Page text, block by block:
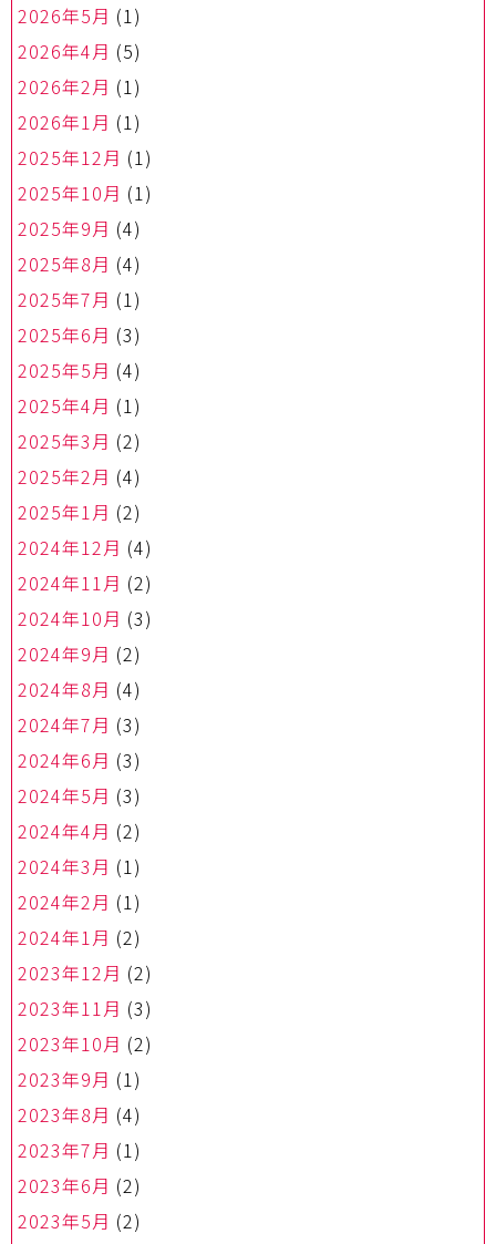
2026年5月 (1)
2026年4月 (5)
2026年2月 (1)
2026年1月 (1)
2025年12月 (1)
2025年10月 (1)
2025年9月 (4)
2025年8月 (4)
2025年7月 (1)
2025年6月 (3)
2025年5月 (4)
2025年4月 (1)
2025年3月 (2)
2025年2月 (4)
2025年1月 (2)
2024年12月 (4)
2024年11月 (2)
2024年10月 (3)
2024年9月 (2)
2024年8月 (4)
2024年7月 (3)
2024年6月 (3)
2024年5月 (3)
2024年4月 (2)
2024年3月 (1)
2024年2月 (1)
2024年1月 (2)
2023年12月 (2)
2023年11月 (3)
2023年10月 (2)
2023年9月 (1)
2023年8月 (4)
2023年7月 (1)
2023年6月 (2)
2023年5月 (2)